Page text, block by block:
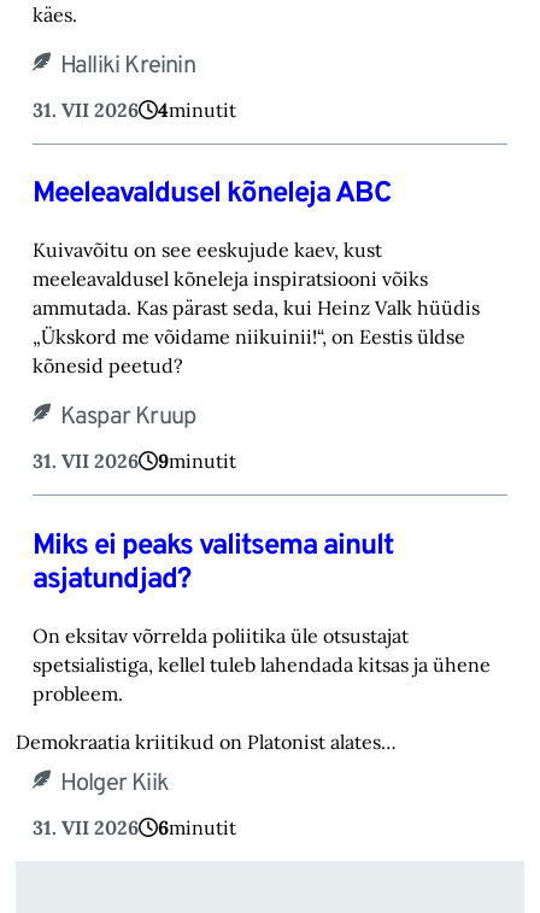
käes.
Halliki Kreinin
31. VII 2026 4minutit
Meeleavaldusel kõneleja ABC
Kuivavõitu on see eeskujude kaev, kust
meeleavaldusel kõneleja inspiratsiooni võiks
ammutada. Kas pärast seda, kui Heinz Valk hüüdis
„Ükskord me võidame niikuinii!“, on Eestis üldse
kõnesid peetud?
Kaspar Kruup
31. VII 2026 9minutit
Miks ei peaks valitsema ainult
asjatundjad?
On eksitav võrrelda poliitika üle otsustajat
spetsialistiga, kellel tuleb lahendada kitsas ja ühene
probleem.
Demokraatia kriitikud on Platonist alates…
Holger Kiik
31. VII 2026 6minutit